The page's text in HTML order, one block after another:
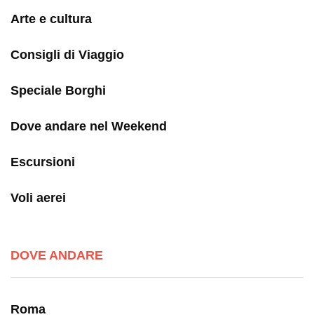
Arte e cultura
Consigli di Viaggio
Speciale Borghi
Dove andare nel Weekend
Escursioni
Voli aerei
DOVE ANDARE
Roma